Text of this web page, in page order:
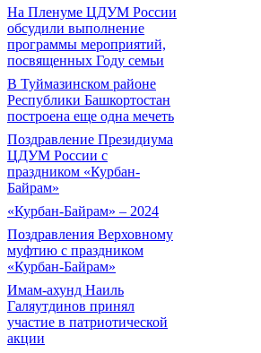
На Пленуме ЦДУМ России
обсудили выполнение
программы мероприятий,
посвященных Году семьи
В Туймазинском районе
Республики Башкортостан
построена еще одна мечеть
Поздравление Президиума
ЦДУМ России с
праздником «Курбан-
Байрам»
«Курбан-Байрам» – 2024
Поздравления Верховному
муфтию с праздником
«Курбан-Байрам»
Имам-ахунд Наиль
Галяутдинов принял
участие в патриотической
акции